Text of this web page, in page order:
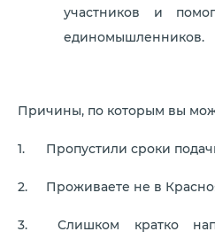
участников и
единомышленников.
Причины, по которым вы
1. Пропустили сроки
2. Проживаете не в
3.
Слишком кратко